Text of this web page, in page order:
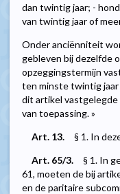
dan twintig jaar; -
van twintig jaar of
Onder anciënniteit
gebleven bij dezelfde
opzeggingstermijn
ten minste twintig jaar
dit artikel vastgelegde
van toepassing. »
Art. 13.
§ 1. In
Art. 65/3.
§ 1. In
61, moeten de bij
en de paritaire